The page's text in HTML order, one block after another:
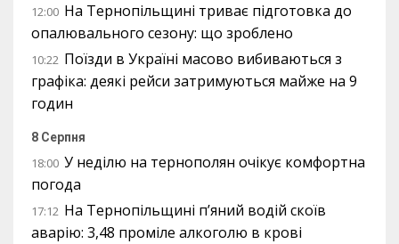
12:00 На Тернопільщині триває підготовка до
опалювального сезону: що зроблено
10:22 Поїзди в Україні масово вибиваються з
графіка: деякі рейси затримуються майже на 9
годин
8 Серпня
18:00 У неділю на тернополян очікує комфортна
погода
17:12 На Тернопільщині п’яний водій скоїв
аварію: 3,48 проміле алкоголю в крові